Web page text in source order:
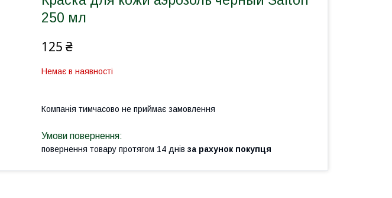
250 мл
125 ₴
Немає в наявності
Компанія тимчасово не приймає замовлення
повернення товару протягом 14 днів за рахунок покупця